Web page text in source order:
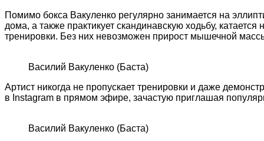
Помимо бокса Вакуленко регулярно занимается на
дома, а также практикует скандинавскую ходьбу,
тренировки. Без них невозможен прирост мышечной
Василий Вакуленко (Баста)
Артист никогда не пропускает тренировки и даже
в Instagram в прямом эфире, зачастую приглашая
Василий Вакуленко (Баста)